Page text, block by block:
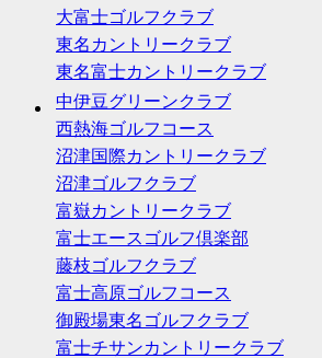
大富士ゴルフクラブ
東名カントリークラブ
東名富士カントリークラブ
中伊豆グリーンクラブ
西熱海ゴルフコース
沼津国際カントリークラブ
沼津ゴルフクラブ
富嶽カントリークラブ
富士エースゴルフ倶楽部
藤枝ゴルフクラブ
富士高原ゴルフコース
御殿場東名ゴルフクラブ
富士チサンカントリークラブ